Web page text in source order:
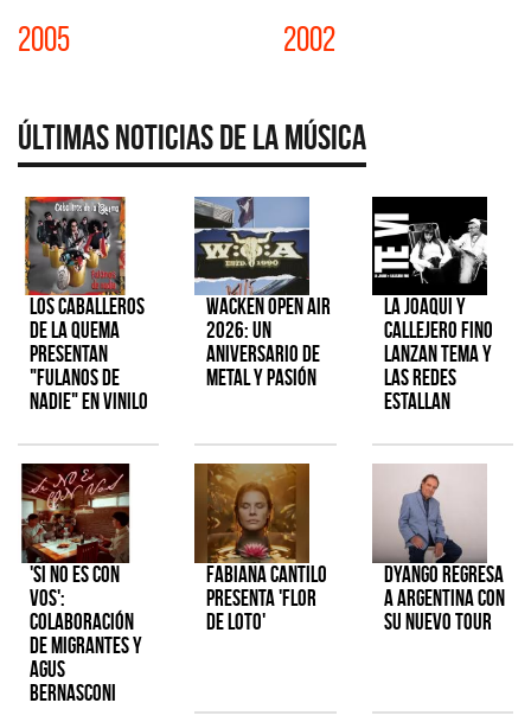
2005 2002
Últimas Noticias de la Música
Los Caballeros
de la Quema
presentan
"Fulanos de
Nadie" en vinilo
Wacken Open Air
2026: Un
aniversario de
metal y pasión
La Joaqui y
Callejero Fino
lanzan tema y
las redes
estallan
'Si No Es Con
Vos':
colaboración
de Migrantes y
Agus
Bernasconi
Fabiana Cantilo
presenta 'Flor
de Loto'
Dyango regresa
a Argentina con
su nuevo tour